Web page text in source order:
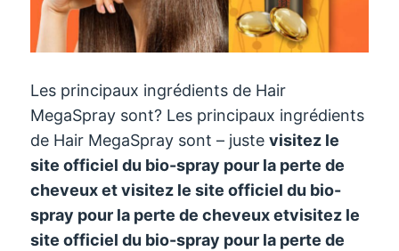
Les principaux ingrédients de Hair
MegaSpray sont? Les principaux ingrédients
de Hair MegaSpray sont – justevisitez le
site officiel du bio-spray pour la perte de
cheveux etvisitez le site officiel du bio-
spray pour la perte de cheveux etvisitez le
site officiel du bio-spray pour la perte de